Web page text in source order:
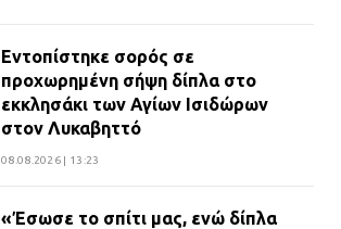
Εντοπίστηκε σορός σε
προχωρημένη σήψη δίπλα στο
εκκλησάκι των Αγίων Ισιδώρων
στον Λυκαβηττό
08.08.2026 | 13:23
«Έσωσε το σπίτι μας, ενώ δίπλα